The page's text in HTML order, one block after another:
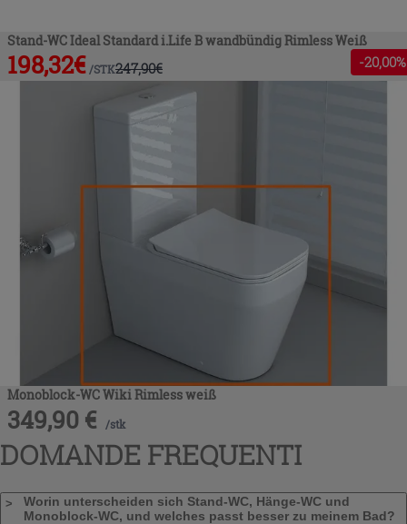
Stand-WC Ideal Standard i.Life B wandbündig Rimless Weiß
198,32€ /STK247,90€ -20,00%
Monoblock-WC Wiki Rimless weiß
349,90 € /stk
DOMANDE FREQUENTI
Worin unterscheiden sich Stand-WC, Hänge-WC und
Monoblock-WC, und welches passt besser zu meinem Bad?